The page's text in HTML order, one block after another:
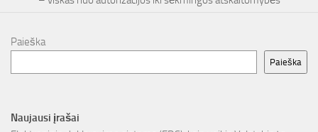
Paieška
Paieška
Naujausi įrašai